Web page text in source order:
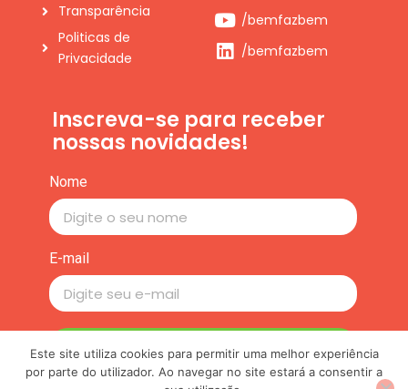
Transparência
Politicas de
Privacidade
/bemfazbem
/bemfazbem
Inscreva-se para receber
nossas novidades!
Nome
E-mail
Inscrever-se
Este site utiliza cookies para permitir uma melhor experiência
por parte do utilizador. Ao navegar no site estará a consentir a